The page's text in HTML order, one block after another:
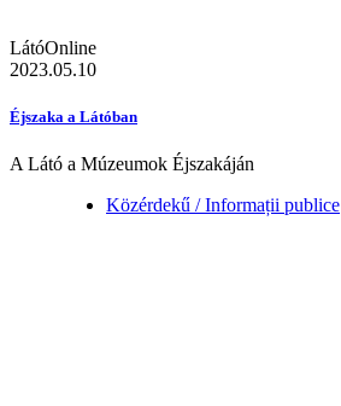
LátóOnline
2023.05.10
Éjszaka a Látóban
A Látó a Múzeumok Éjszakáján
Közérdekű / Informații publice